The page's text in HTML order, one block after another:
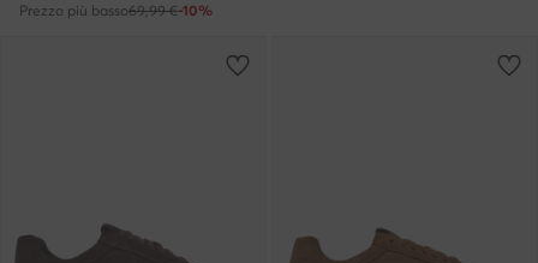
Prezzo più basso69,99 €-10%